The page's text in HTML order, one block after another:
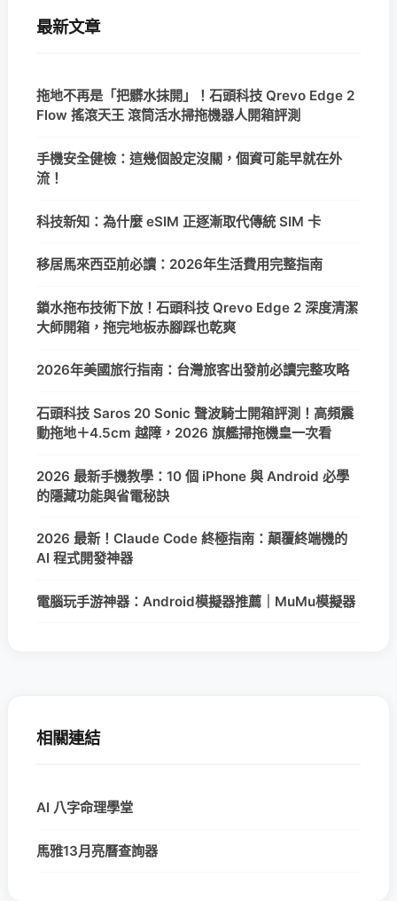
最新文章
拖地不再是「把髒水抹開」！石頭科技 Qrevo Edge 2
Flow 搖滾天王 滾筒活水掃拖機器人開箱評測
手機安全健檢：這幾個設定沒關，個資可能早就在外
流！
科技新知：為什麼 eSIM 正逐漸取代傳統 SIM 卡
移居馬來西亞前必讀：2026年生活費用完整指南
鎖水拖布技術下放！石頭科技 Qrevo Edge 2 深度清潔
大師開箱，拖完地板赤腳踩也乾爽
2026年美國旅行指南：台灣旅客出發前必讀完整攻略
石頭科技 Saros 20 Sonic 聲波騎士開箱評測！高頻震
動拖地＋4.5cm 越障，2026 旗艦掃拖機皇一次看
2026 最新手機教學：10 個 iPhone 與 Android 必學
的隱藏功能與省電秘訣
2026 最新！Claude Code 終極指南：顛覆終端機的
AI 程式開發神器
電腦玩手游神器：Android模擬器推薦｜MuMu模擬器
相關連結
AI 八字命理學堂
馬雅13月亮曆查詢器